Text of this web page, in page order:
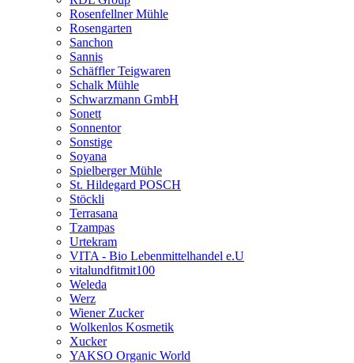
Rosenfellner Mühle
Rosengarten
Sanchon
Sannis
Schäffler Teigwaren
Schalk Mühle
Schwarzmann GmbH
Sonett
Sonnentor
Sonstige
Soyana
Spielberger Mühle
St. Hildegard POSCH
Stöckli
Terrasana
Tzampas
Urtekram
VITA - Bio Lebenmittelhandel e.U
vitalundfitmit100
Weleda
Werz
Wiener Zucker
Wolkenlos Kosmetik
Xucker
YAKSO Organic World